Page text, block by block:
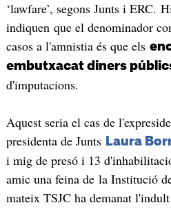
‘lawfare’, segons Junts i ERC.
indiquen que el denominador
casos a l'amnistia és que els
embutxacat diners
d'imputacions.
Aquest seria el cas de
presidenta de Junts Laura
i mig de presó i 13
amic una feina de la Institució
mateix TSJC ha demanat